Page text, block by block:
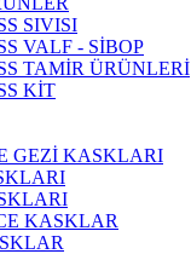
SIVISI
VALF - SİBOP
TAMİR ÜRÜNLERİ
KİT
GEZİ KASKLARI
KASKLAR